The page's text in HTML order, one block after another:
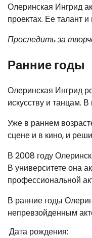
Олеринская Ингрид
проектах. Ее талант
Проследить за
Ранние годы
Олеринская Ингрид
искусству и танцам.
Уже в раннем
сцене и в кино, и
В 2008 году
В университете она
профессиональной
В ранние годы
непревзойденным
Дата рождения: